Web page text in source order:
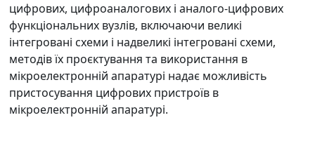
цифрових, цифроаналогових і аналого-цифрових
функціональних вузлів, включаючи великі
інтегровані схеми і надвеликі інтегровані схеми,
методів їх проєктування та використання в
мікроелектронній апаратурі надає можливість
пристосування цифрових пристроїв в
мікроелектронній апаратурі.